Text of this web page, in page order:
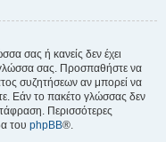
σας ή κανείς δεν έχει
σας. Προσπαθήστε να
συζητήσεων αν μπορεί να
Εάν το πακέτο γλώσσας δεν
Περισσότερες
του phpBB®.